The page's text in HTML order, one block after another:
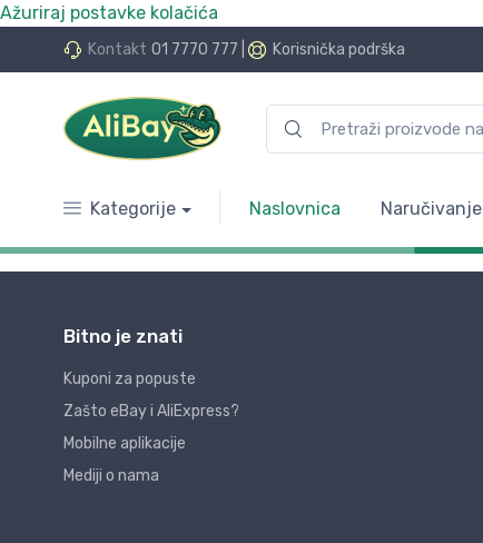
Ažuriraj postavke kolačića
Kontakt 01 7770 777 Korisnička podrška
Kategorije Naslovnica Naručivanje
Bitno je znati
Kuponi za popuste
Zašto eBay i AliExpress?
Mobilne aplikacije
Mediji o nama